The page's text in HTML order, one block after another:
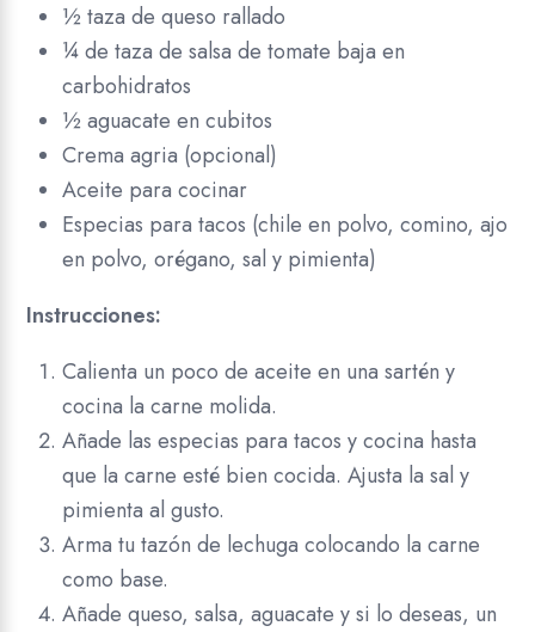
½ taza de queso rallado
¼ de taza de salsa de tomate baja en
carbohidratos
½ aguacate en cubitos
Crema agria (opcional)
Aceite para cocinar
Especias para tacos (chile en polvo, comino, ajo
en polvo, orégano, sal y pimienta)
Instrucciones:
Calienta un poco de aceite en una sartén y
cocina la carne molida.
Añade las especias para tacos y cocina hasta
que la carne esté bien cocida. Ajusta la sal y
pimienta al gusto.
Arma tu tazón de lechuga colocando la carne
como base.
Añade queso, salsa, aguacate y si lo deseas, un